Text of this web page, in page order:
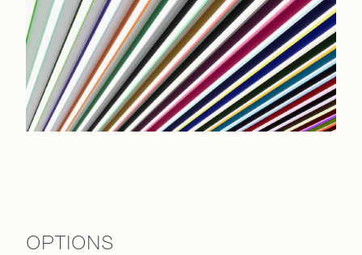
OPTIONS